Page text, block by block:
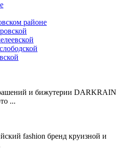
районе
и бижутерии DARKRAIN
...
fashion бренд круизной и